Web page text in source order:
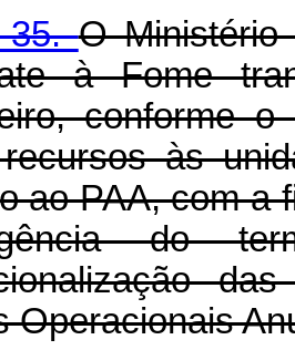
35.O Ministério
à Fome
conforme
às
ao PAA, com a
do
Operacionais